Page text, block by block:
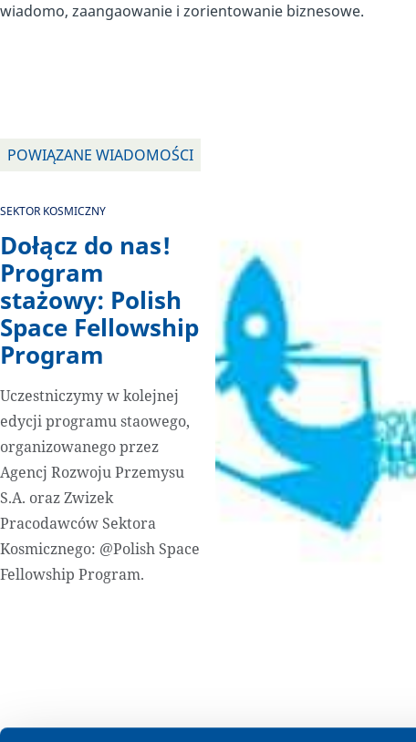
wiadomo, zaangaowanie i zorientowanie biznesowe.
POWIĄZANE WIADOMOŚCI
SEKTOR KOSMICZNY
Dołącz do nas!
Program
stażowy: Polish
Space Fellowship
Program
Uczestniczymy w kolejnej
edycji programu staowego,
organizowanego przez
Agencj Rozwoju Przemysu
S.A. oraz Zwizek
Pracodawców Sektora
Kosmicznego: @Polish Space
Fellowship Program.